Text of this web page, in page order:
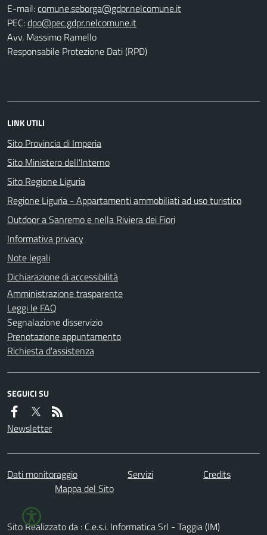
E-mail:
PEC:
Avv. Massimo Ramello
Responsabile Protezione Dati (RPD)
LINK UTILI
Sito Provincia di Imperia
Sito Ministero dell'Interno
Sito Regione Liguria
Regione Liguria - Appartamenti ammobiliati ad uso turistico
Outdoor a Sanremo e nella Riviera dei Fiori
Informativa privacy
Note legali
Dichiarazione di accessibilità
Amministrazione trasparente
Leggi le FAQ
Segnalazione disservizio
Prenotazione appuntamento
Richiesta d'assistenza
SEGUICI SU
Newsletter
Dati monitoraggio Servizi
Credits
Mappa del Sito
Sito Realizzato da : C.e.s.i. Informatica Srl - Taggia (IM)